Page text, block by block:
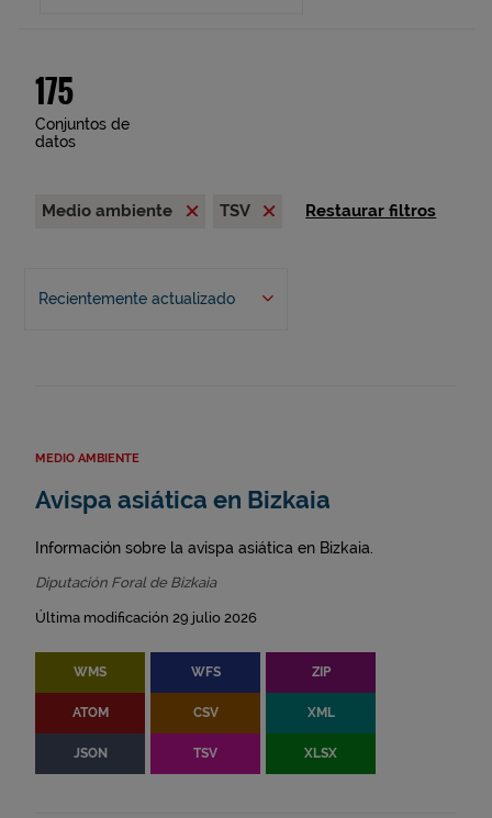
175
Conjuntos de
datos
Medio ambiente TSV Restaurar filtros
Recientemente actualizado
MEDIO AMBIENTE
Avispa asiática en Bizkaia
Información sobre la avispa asiática en Bizkaia.
Diputación Foral de Bizkaia
Última modificación 29 julio 2026
WMS WFS ZIP
ATOM CSV XML
JSON TSV XLSX